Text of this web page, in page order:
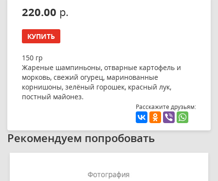
220.00 р.
КУПИТЬ
150 гр
Жареные шампиньоны, отварные картофель и
морковь, свежий огурец, маринованные
корнишоны, зелёный горошек, красный лук,
постный майонез.
Расскажите друзьям:
Рекомендуем попробовать